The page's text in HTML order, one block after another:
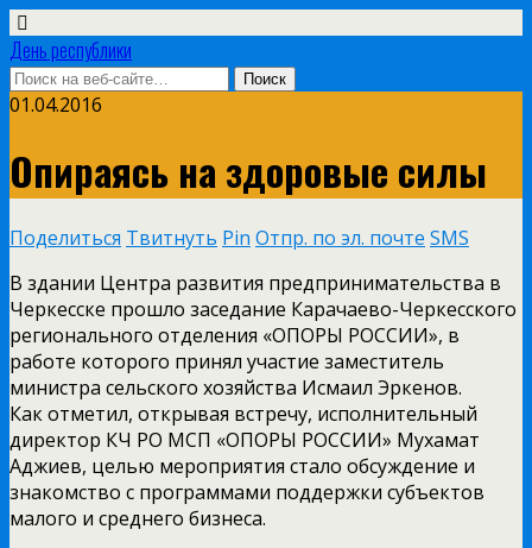
День республики
01.04.2016
Опираясь на здоровые силы
Поделиться Твитнуть Pin Отпр. по эл. почте SMS
В здании Центра развития предпринимательства в
Черкесске прошло заседание Карачаево-Черкесского
регионального отделения «ОПОРЫ РОССИИ», в
работе которого принял участие заместитель
министра сельского хозяйства Исмаил Эркенов.
Как отметил, открывая встречу, исполнительный
директор КЧ РО МСП «ОПОРЫ РОССИИ» Мухамат
Аджиев, целью мероприятия стало обсуждение и
знакомство с программами поддержки субъектов
малого и среднего бизнеса.